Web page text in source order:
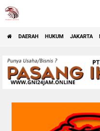
DAERAH HUKUM JAKARTA